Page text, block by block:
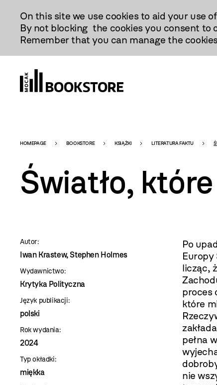
Treści
On this site we use cookies to aid your use
By not blocking the cookies you consent to
Remember that you can manage the
Bookstore
-
szablon
szczegóły
HOMEPAGE BOOKSTORE KSIĄŻKI LITERATURA FAKTU
Światło,
Autor:
Iwan Krastew, Stephen Holmes
Wydawnictwo:
Krytyka Polityczna
Język publikacji:
polski
Rok wydania:
2024
Typ okładki:
miękka
Po
Europy
licząc,
proces
które
pełna
nie